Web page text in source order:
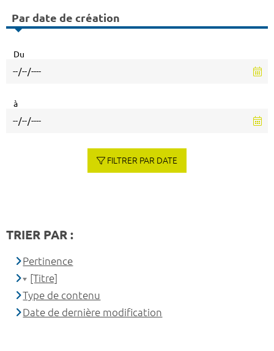
Par date de création
Du
à
FILTRER PAR DATE
TRIER PAR :
Pertinence
[Titre]
Type de contenu
Date de dernière modification